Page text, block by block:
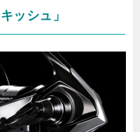
ッシュ」